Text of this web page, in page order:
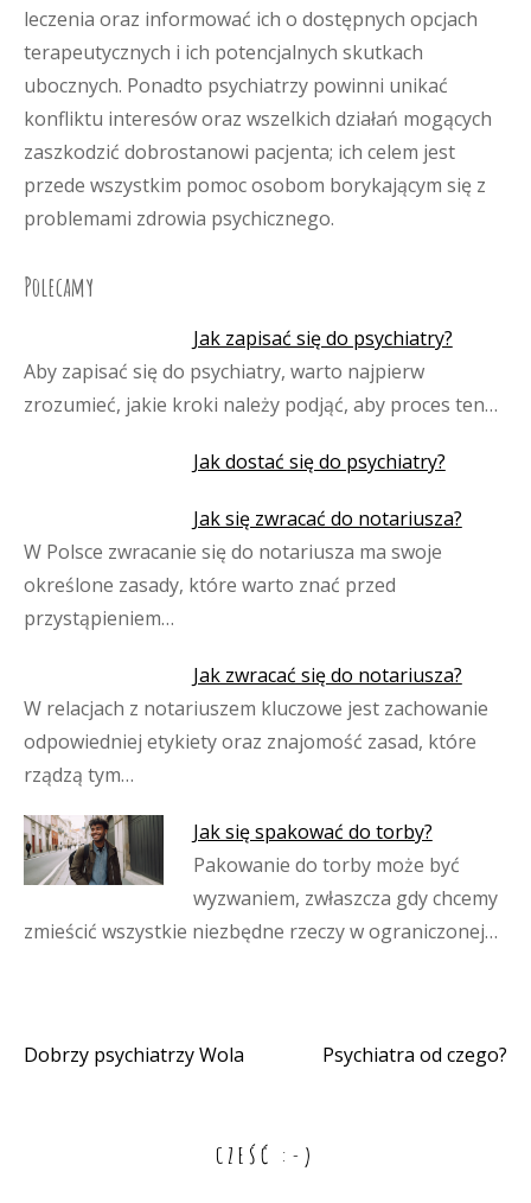
leczenia oraz informować ich o dostępnych opcjach
terapeutycznych i ich potencjalnych skutkach
ubocznych. Ponadto psychiatrzy powinni unikać
konfliktu interesów oraz wszelkich działań mogących
zaszkodzić dobrostanowi pacjenta; ich celem jest
przede wszystkim pomoc osobom borykającym się z
problemami zdrowia psychicznego.
Polecamy
Jak zapisać się do psychiatry?
Aby zapisać się do psychiatry, warto najpierw
zrozumieć, jakie kroki należy podjąć, aby proces ten…
Jak dostać się do psychiatry?
Jak się zwracać do notariusza?
W Polsce zwracanie się do notariusza ma swoje
określone zasady, które warto znać przed
przystąpieniem…
Jak zwracać się do notariusza?
W relacjach z notariuszem kluczowe jest zachowanie
odpowiedniej etykiety oraz znajomość zasad, które
rządzą tym…
Jak się spakować do torby?
Pakowanie do torby może być
wyzwaniem, zwłaszcza gdy chcemy
zmieścić wszystkie niezbędne rzeczy w ograniczonej…
Nawigacja
Dobrzy psychiatrzy Wola Psychiatra od czego?
CZEŚĆ :-)